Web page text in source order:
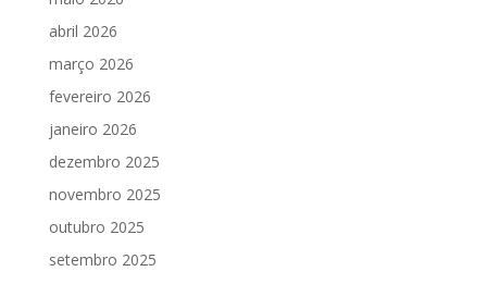
abril 2026
março 2026
fevereiro 2026
janeiro 2026
dezembro 2025
novembro 2025
outubro 2025
setembro 2025